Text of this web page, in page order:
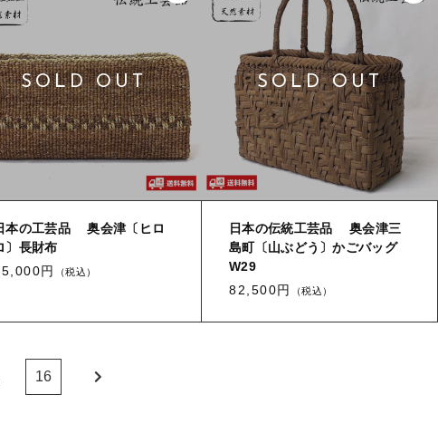
本の工芸品 奥会津〔ヒロ
〕長財布
円
（税込）
日本の伝統工芸品 奥会津三
島町〔山ぶどう〕かごバッグ
W29
82,500円
（税込）
16